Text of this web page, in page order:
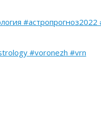
#астропрогноз2022
#voronezh #vrn